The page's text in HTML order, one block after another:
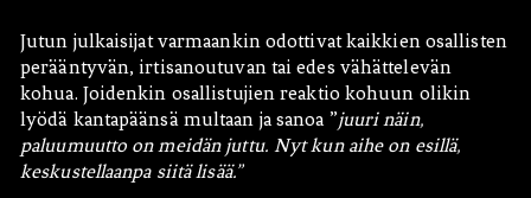
Jutun julkaisijat varmaankin odottivat kaikkien osallisten
perääntyvän, irtisanoutuvan tai edes vähättelevän
kohua. Joidenkin osallistujien reaktio kohuun olikin
lyödä kantapäänsä multaan ja sanoa ”juuri näin,
paluumuutto on meidän juttu. Nyt kun aihe on esillä,
keskustellaanpa siitä lisää.”